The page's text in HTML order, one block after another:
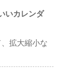
いカレンダ
拡大縮小な